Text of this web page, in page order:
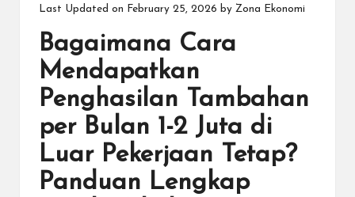
Last Updated on February 25, 2026 by Zona Ekonomi
Bagaimana Cara
Mendapatkan
Penghasilan Tambahan
per Bulan 1-2 Juta di
Luar Pekerjaan Tetap?
Panduan Lengkap